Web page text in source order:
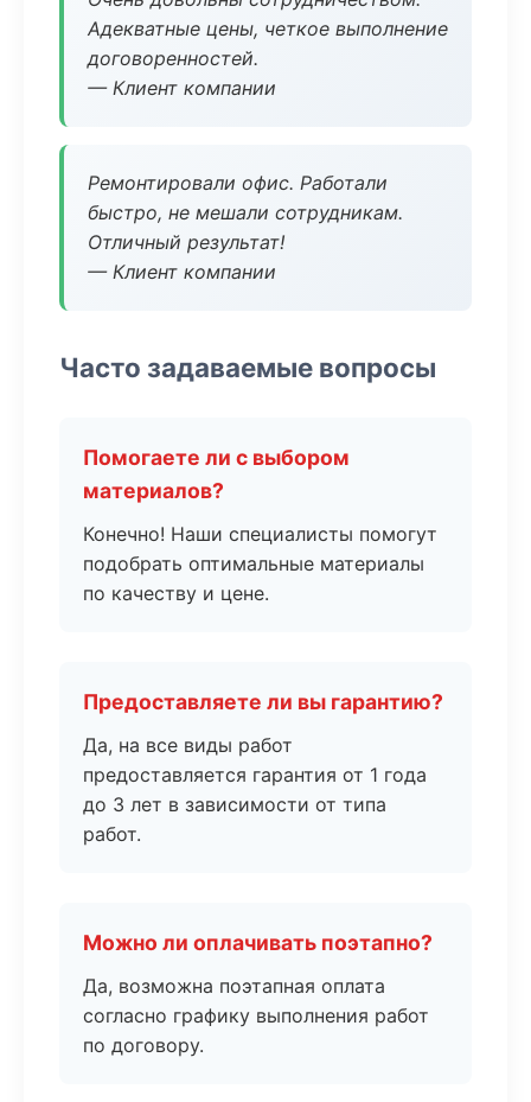
Адекватные цены, четкое выполнение
договоренностей.
— Клиент компании
Ремонтировали офис. Работали
быстро, не мешали сотрудникам.
Отличный результат!
— Клиент компании
Часто задаваемые вопросы
Помогаете ли с выбором
материалов?
Конечно! Наши специалисты помогут
подобрать оптимальные материалы
по качеству и цене.
Предоставляете ли вы гарантию?
Да, на все виды работ
предоставляется гарантия от 1 года
до 3 лет в зависимости от типа
работ.
Можно ли оплачивать поэтапно?
Да, возможна поэтапная оплата
согласно графику выполнения работ
по договору.